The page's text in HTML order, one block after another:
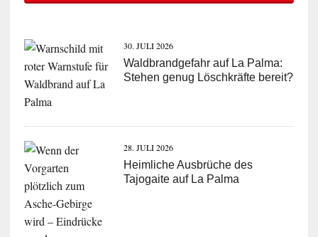
30. JULI 2026
Waldbrandgefahr auf La Palma:
Stehen genug Löschkräfte bereit?
28. JULI 2026
Heimliche Ausbrüche des
Tajogaite auf La Palma